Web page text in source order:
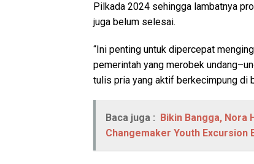
Pilkada 2024 sehingga lambatnya
juga belum selesai.
“Ini penting untuk dipercepat
pemerintah yang merobek
tulis pria yang aktif berkecimpung di
Baca juga : Bikin Bangga, Nora
Changemaker Youth Excursion